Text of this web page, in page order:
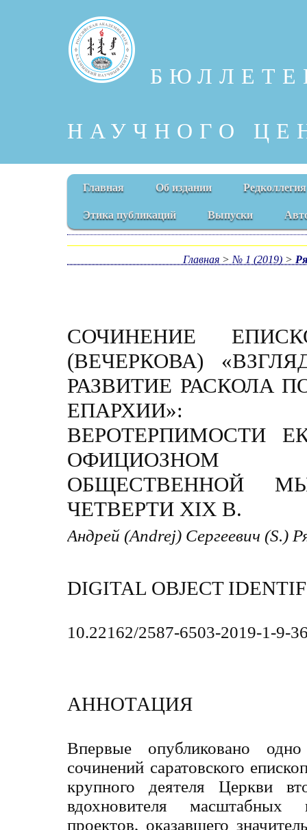
НАУЧНОГО
Главная Об издании Редколлегия
Этика публикаций Выпуски
Главная> № 1 (2019)>
СОЧИНЕНИЕ
(ВЕЧЕРКОВА)
РАЗВИТИЕ РАСКОЛА
ЕПАРХИИ»:
ВЕРОТЕРПИМОСТИ
ОФИЦИОЗНОМ
ОБЩЕСТВЕННОЙ
ЧЕТВЕРТИ XIX В.
Андрей (Andrej) Сергеевич (S.)
DIGITAL OBJECT
10.22162/2587-6503-2019-1-9-
АННОТАЦИЯ
Впервые опубликовано
сочинений саратовского
крупного деятеля Церкви
вдохновителя масштабных
проектов, оказавшего